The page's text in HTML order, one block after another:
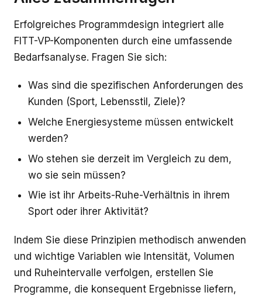
Erfolgreiches Programmdesign integriert alle
FITT-VP-Komponenten durch eine umfassende
Bedarfsanalyse. Fragen Sie sich:
Was sind die spezifischen Anforderungen des
Kunden (Sport, Lebensstil, Ziele)?
Welche Energiesysteme müssen entwickelt
werden?
Wo stehen sie derzeit im Vergleich zu dem,
wo sie sein müssen?
Wie ist ihr Arbeits-Ruhe-Verhältnis in ihrem
Sport oder ihrer Aktivität?
Indem Sie diese Prinzipien methodisch anwenden
und wichtige Variablen wie Intensität, Volumen
und Ruheintervalle verfolgen, erstellen Sie
Programme, die konsequent Ergebnisse liefern,